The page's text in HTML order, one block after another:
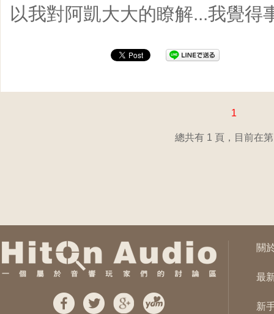
以我對阿凱大大的瞭解...我覺得
1
總共有 1 頁，目前在
關
最
新